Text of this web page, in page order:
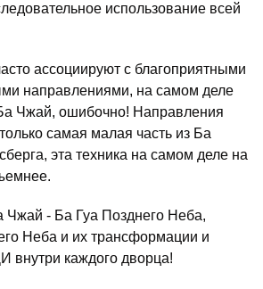
использование всей
ассоциируют с благоприятными
направлениями, на самом деле
Чжай, ошибочно! Направления
самая малая часть из Ба
эта техника на самом деле на
Чжай - Ба Гуа Позднего Неба,
Неба и их трансформации и
внутри каждого дворца!